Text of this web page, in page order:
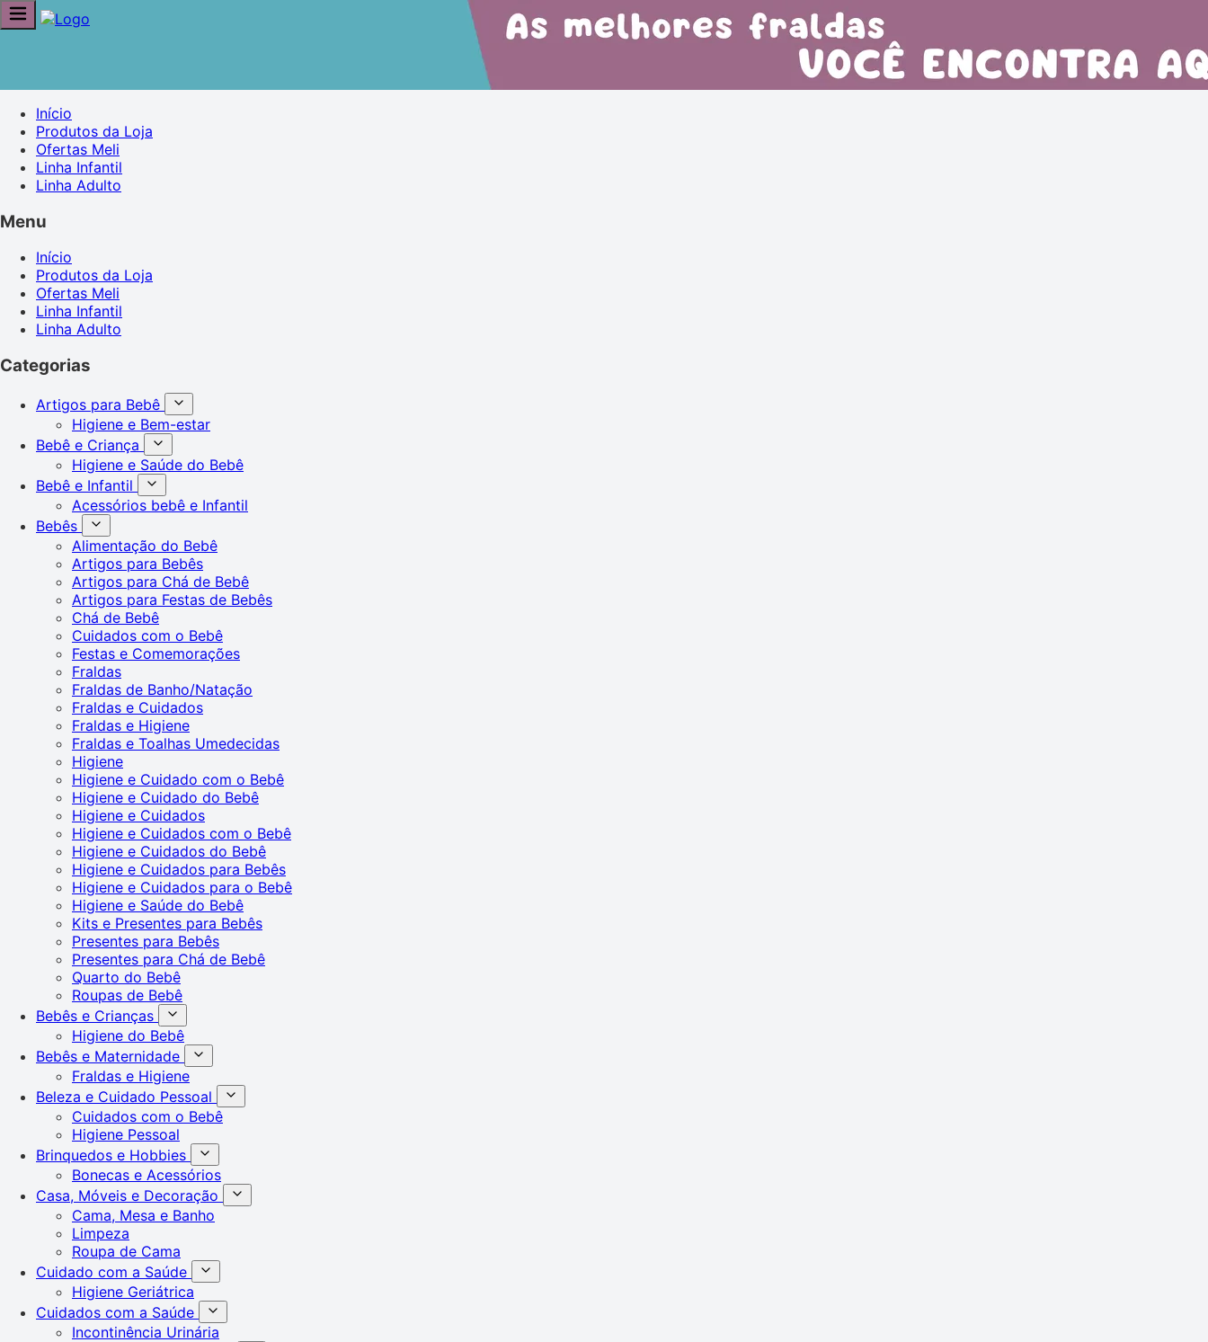
Início
Produtos da Loja
Ofertas Meli
Linha Infantil
Linha Adulto
Menu
Início
Produtos da Loja
Ofertas Meli
Linha Infantil
Linha Adulto
Categorias
Artigos para Bebê
Higiene e Bem-estar
Bebê e Criança
Higiene e Saúde do Bebê
Bebê e Infantil
Acessórios bebê e Infantil
Bebês
Alimentação do Bebê
Artigos para Bebês
Artigos para Chá de Bebê
Artigos para Festas de Bebês
Chá de Bebê
Cuidados com o Bebê
Festas e Comemorações
Fraldas
Fraldas de Banho/Natação
Fraldas e Cuidados
Fraldas e Higiene
Fraldas e Toalhas Umedecidas
Higiene
Higiene e Cuidado com o Bebê
Higiene e Cuidado do Bebê
Higiene e Cuidados
Higiene e Cuidados com o Bebê
Higiene e Cuidados do Bebê
Higiene e Cuidados para Bebês
Higiene e Cuidados para o Bebê
Higiene e Saúde do Bebê
Kits e Presentes para Bebês
Presentes para Bebês
Presentes para Chá de Bebê
Quarto do Bebê
Roupas de Bebê
Bebês e Crianças
Higiene do Bebê
Bebês e Maternidade
Fraldas e Higiene
Beleza e Cuidado Pessoal
Cuidados com o Bebê
Higiene Pessoal
Brinquedos e Hobbies
Bonecas e Acessórios
Casa, Móveis e Decoração
Cama, Mesa e Banho
Limpeza
Roupa de Cama
Cuidado com a Saúde
Higiene Geriátrica
Cuidados com a Saúde
Incontinência Urinária